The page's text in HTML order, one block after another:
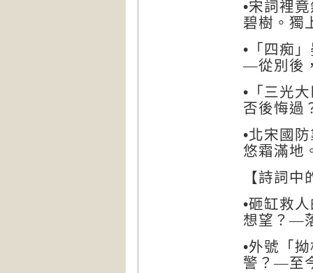
•宋詞裡
碧樹。獨
•
「四痴
―從別後
•
「三光
否後悔過
•北宋國
悠霜滿地
【詩詞中
•砸缸救
想望？ ―
•外號「
警？ ―至